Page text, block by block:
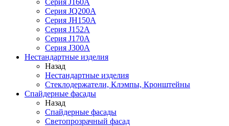
Серия JQ200A
Серия JH150A
Серия J152A
Серия J170A
Серия J300A
Нестандартные изделия
Назад
Нестандартные изделия
Стеклодержатели, Клэмпы, Кронштейны
Спайдерные фасады
Назад
Спайдерные фасады
Светопрозрачный фасад